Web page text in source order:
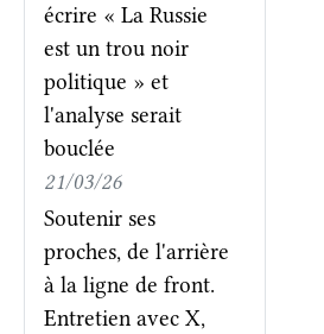
écrire « La Russie
est un trou noir
politique » et
l'analyse serait
bouclée
21/03/26
Soutenir ses
proches, de l'arrière
à la ligne de front.
Entretien avec X,